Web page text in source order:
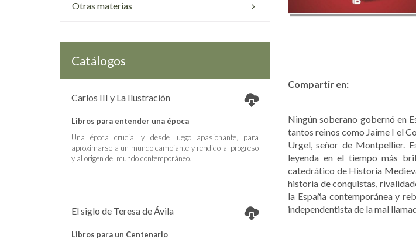
Otras materias
Catálogos
Carlos III y La Ilustración
Libros para entender una época
Una época crucial y desde luego apasionante, para
aproximarse a un mundo cambiante y rendido al progreso
y al origen del mundo contemporáneo.
El siglo de Teresa de Ávila
Libros para un Centenario
Compartir en:
Ningún soberano gobernó en
tantos reinos como Jaime I el
Urgel, señor de Montpellier.
leyenda en el tiempo más
catedrático de Historia
historia de conquistas,
la España contemporánea y
independentista de la mal